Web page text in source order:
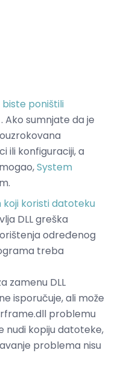
poništili
. Ako sumnjate da je
ili konfiguraciji, a
System
koristi datoteku
DLL greška
određenog
treba
zamenu DLL
isporučuje, ali može
problemu
nudi kopiju datoteke,
problema nisu